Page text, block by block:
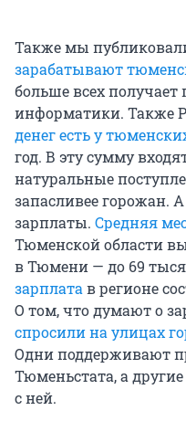
Также мы
зарабатывают
больше всех получает
информатики. Также
денег есть у
год. В эту сумму
натуральные
запасливее горожан.
зарплаты. Средняя
Тюменской области
в Тюмени — до 69
зарплатав регионе
О том, что думают о
спросили на улицах
Одни поддерживают
Тюменьстата, а
с ней.